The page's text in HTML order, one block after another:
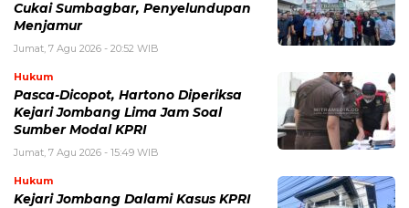
Cukai Sumbagbar, Penyelundupan
Menjamur
Jumat, 7 Agu 2026 - 20:52 WIB
Hukum
Pasca-Dicopot, Hartono Diperiksa
Kejari Jombang Lima Jam Soal
Sumber Modal KPRI
Jumat, 7 Agu 2026 - 15:49 WIB
Hukum
Kejari Jombang Dalami Kasus KPRI